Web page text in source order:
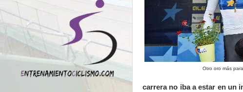
Otro oro más
carrera no iba a estar en un